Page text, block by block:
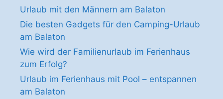
Urlaub mit den Männern am Balaton
Die besten Gadgets für den Camping-Urlaub
am Balaton
Wie wird der Familienurlaub im Ferienhaus
zum Erfolg?
Urlaub im Ferienhaus mit Pool – entspannen
am Balaton